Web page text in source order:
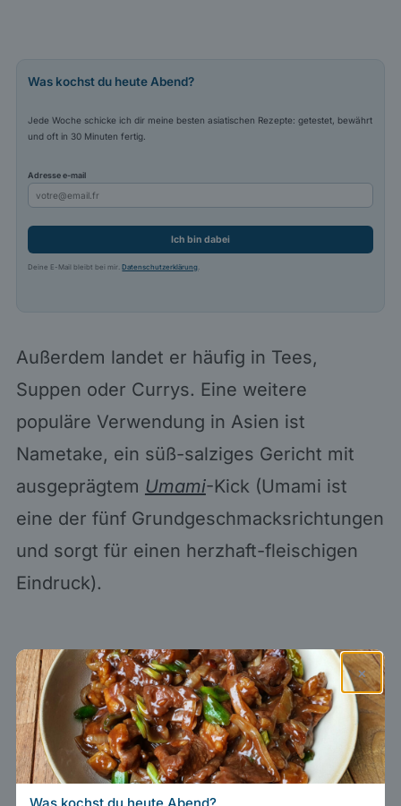
Was kochst du heute Abend?
Jede Woche schicke ich dir meine besten asiatischen Rezepte: getestet, bewährt
und oft in 30 Minuten fertig.
Adresse e-mail
Ich bin dabei
Deine E-Mail bleibt bei mir.Datenschutzerklärung
Außerdem landet er häufig in Tees,
Suppen oder Currys. Eine weitere
populäre Verwendung in Asien ist
Nametake, ein süß-salziges Gericht mit
ausgeprägtem Umami-Kick (Umami ist
eine der fünf Grundgeschmacksrichtungen
und sorgt für einen herzhaft-fleischigen
Eindruck).
×
Was kochst du heute Abend?